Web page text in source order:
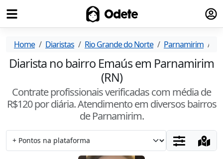
Odete
Home Diaristas Rio Grande do Norte Parnamirim
Diarista no bairro Emaús em Parnamirim
(RN)
Contrate profissionais verificadas com média de
R$120por diária. Atendimentoem diversos bairros
de Parnamirim.